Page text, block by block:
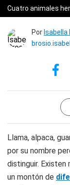
Cuatro animales
Por Isabella
Llama, alpaca,
por su nombre
distinguir. Existen
un montón de